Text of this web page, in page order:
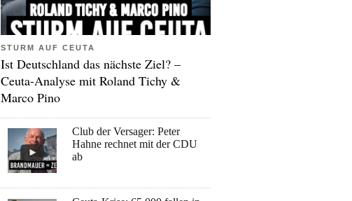
STURM AUF CEUTA
Ist Deutschland das nächste Ziel? –
Ceuta-Analyse mit Roland Tichy &
Marco Pino
Club der Versager: Peter
Hahne rechnet mit der CDU
ab